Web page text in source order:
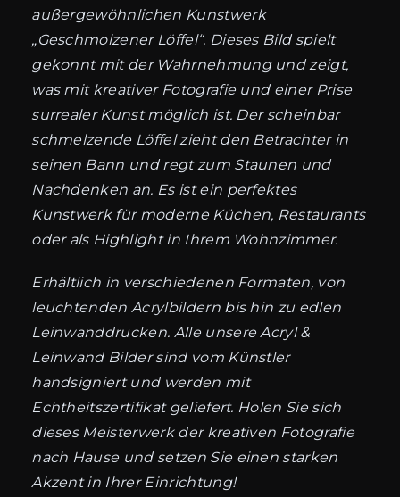
1.199,00€
außergewöhnlichen Kunstwerk
„Geschmolzener Löffel“. Dieses Bild spielt
gekonnt mit der Wahrnehmung und zeigt,
was mit kreativer Fotografie und einer Prise
surrealer Kunst möglich ist. Der scheinbar
schmelzende Löffel zieht den Betrachter in
seinen Bann und regt zum Staunen und
Nachdenken an. Es ist ein perfektes
Kunstwerk für moderne Küchen, Restaurants
oder als Highlight in Ihrem Wohnzimmer.
Erhältlich in verschiedenen Formaten, von
leuchtenden Acrylbildern bis hin zu edlen
Leinwanddrucken. Alle unsere Acryl &
Leinwand Bilder sind vom Künstler
handsigniert und werden mit
Echtheitszertifikat geliefert. Holen Sie sich
dieses Meisterwerk der kreativen Fotografie
nach Hause und setzen Sie einen starken
Akzent in Ihrer Einrichtung!